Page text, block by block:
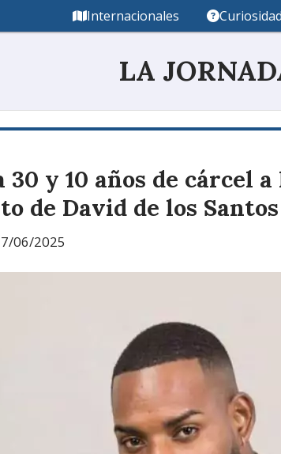
LA
Internacionales
30 y 10 años de cárcel
de David de los Santos
06/2025